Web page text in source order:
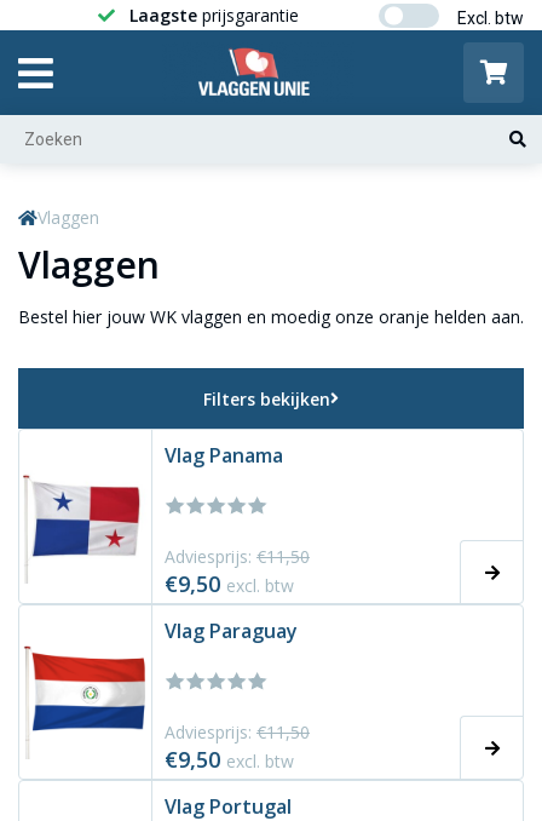
Laagste prijsgarantie Gratis
Vlaggen
Vlaggen
Bestel hier jouw WK vlaggen en moedig onze oranje helden aan.
Filters bekijken
Vlag Panama
Adviesprijs: €11,50
€9,50 excl. btw
Vlag Paraguay
Adviesprijs: €11,50
€9,50 excl. btw
Vlag Portugal